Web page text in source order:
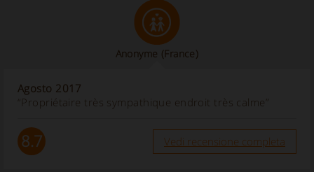
Anonyme (France)
Agosto 2017
“Propriétaire très sympathique endroit très calme”
8.7 Vedi recensione completa